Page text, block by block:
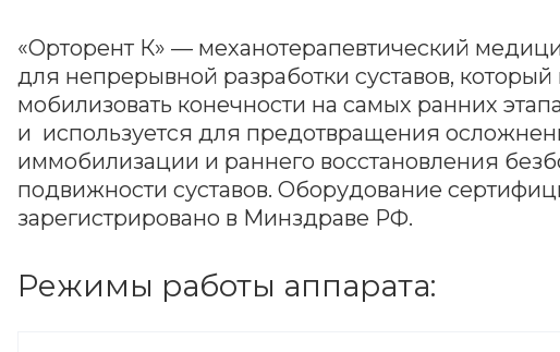
«Орторент К» — механотерапевтический
для непрерывной разработки суставов, который
мобилизовать конечности на самых ранних
и используется для предотвращения
иммобилизации и раннего восстановления
подвижности суставов. Оборудование
зарегистрировано в Минздраве РФ.
Режимы работы аппарата: